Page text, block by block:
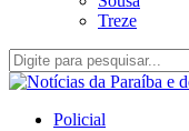
Treze
Policial